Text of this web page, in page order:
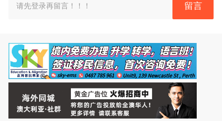
请先登录再留言！！！ 留言